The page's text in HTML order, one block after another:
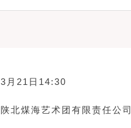
3月21日14:30
陕北煤海艺术团有限责任公司